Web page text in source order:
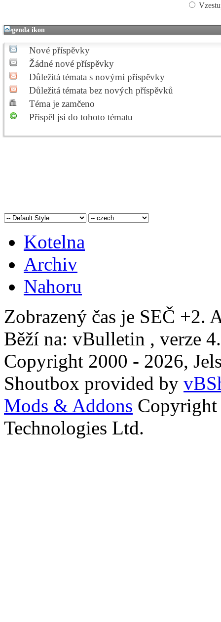
Legenda ikon
Nové příspěvky
Žádné nové příspěvky
Důležitá témata s novými příspěvky
Důležitá témata bez nových příspěvků
Téma je zamčeno
Přispěl jsi do tohoto tématu
Kotelna
Archiv
Nahoru
Zobrazený čas je SEČ +2.
Běží na: vBulletin , verze
Copyright 2000 - 2026,
Shoutbox provided by
Mods & Addons
Technologies Ltd.